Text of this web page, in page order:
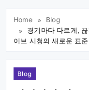
Home
Blog
경기마다 다르게,
이브 시청의 새로운 표준
Blog